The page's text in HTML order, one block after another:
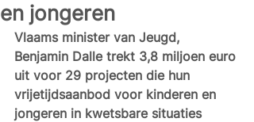
en jongeren
Vlaams minister van Jeugd,
Benjamin Dalle trekt 3,8 miljoen euro
uit voor 29 projecten die hun
vrijetijdsaanbod voor kinderen en
jongeren in kwetsbare situaties